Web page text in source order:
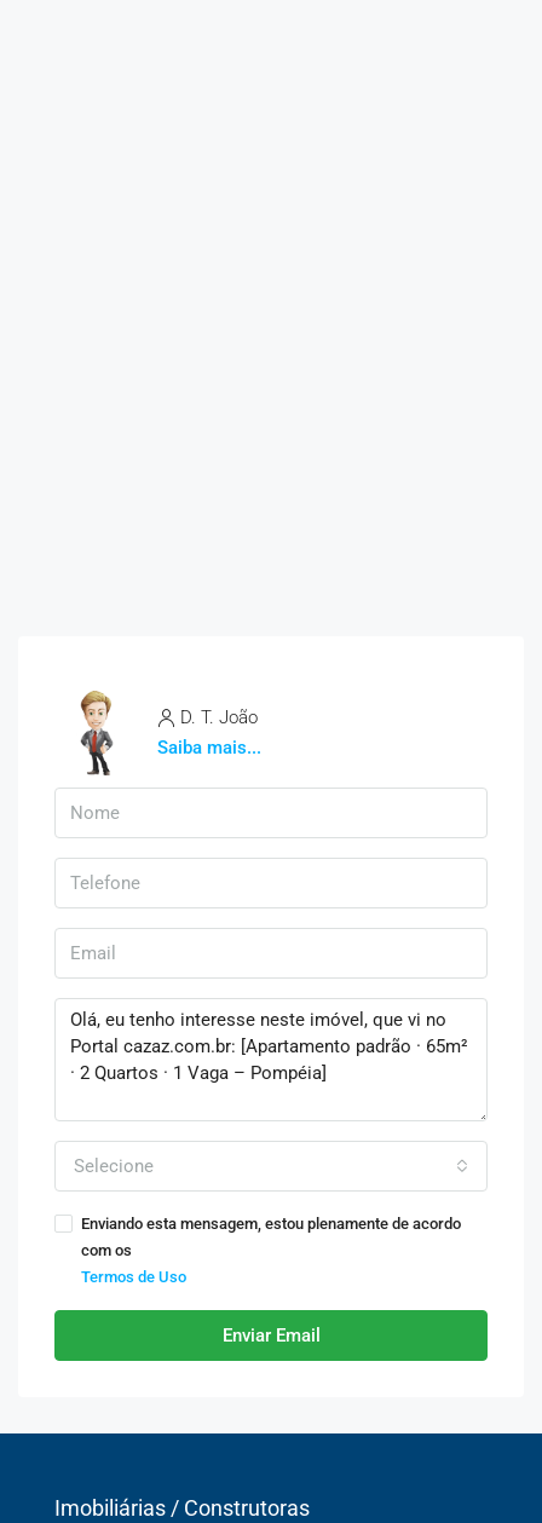
D. T. João
Saiba mais...
Selecione
Enviando esta mensagem, estou plenamente de acordo
com os
Termos de Uso
Enviar Email
Imobiliárias / Construtoras